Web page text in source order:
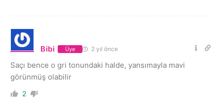
Bibi Üye 2 yıl önce
Saçı bence o gri tonundaki halde, yansımayla mavi
görünmüş olabilir
2